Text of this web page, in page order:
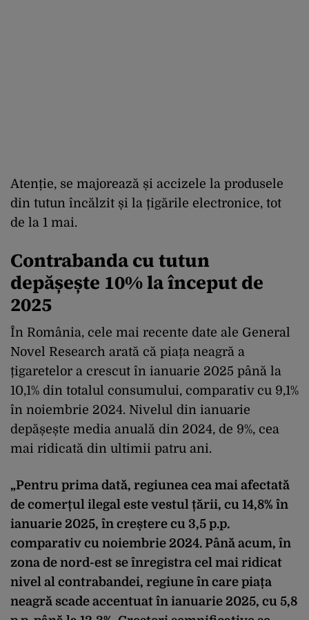
Atenție, se majorează și accizele la produsele
din tutun încălzit și la țigările electronice, tot
de la 1 mai.
Contrabanda cu tutun
depășește 10% la început de
2025
În România, cele mai recente date ale General
Novel Research arată că piața neagră a
țigaretelor a crescut în ianuarie 2025 până la
10,1% din totalul consumului, comparativ cu 9,1%
în noiembrie 2024. Nivelul din ianuarie
depășește media anuală din 2024, de 9%, cea
mai ridicată din ultimii patru ani.
„Pentru prima dată, regiunea cea mai afectată
de comerțul ilegal este vestul țării, cu 14,8% în
ianuarie 2025, în creștere cu 3,5 p.p.
comparativ cu noiembrie 2024. Până acum, în
zona de nord-est se înregistra cel mai ridicat
nivel al contrabandei, regiune în care piața
neagră scade accentuat în ianuarie 2025, cu 5,8